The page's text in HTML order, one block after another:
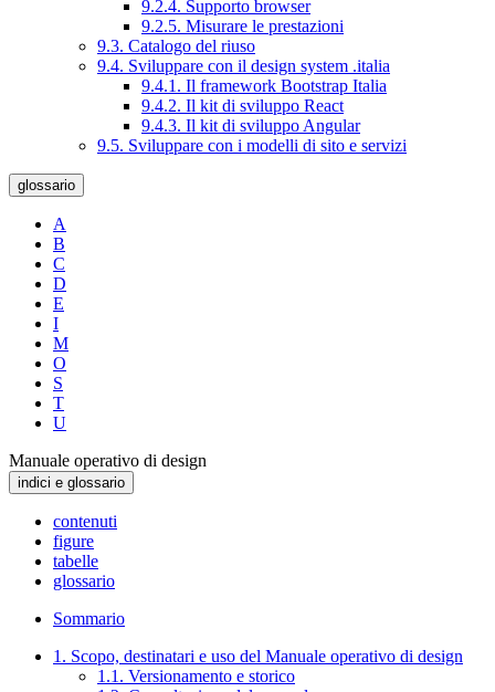
9.2.4. Supporto browser
9.2.5. Misurare le prestazioni
9.3. Catalogo del riuso
9.4. Sviluppare con il design system .italia
9.4.1. Il framework Bootstrap Italia
9.4.2. Il kit di sviluppo React
9.4.3. Il kit di sviluppo Angular
9.5. Sviluppare con i modelli di sito e servizi
glossario
A
B
C
D
E
I
M
O
S
T
U
Manuale operativo di design
indici e glossario
contenuti
figure
tabelle
glossario
Sommario
1. Scopo, destinatari e uso del Manuale operativo di design
1.1. Versionamento e storico